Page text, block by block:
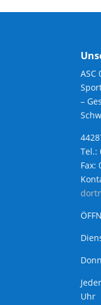
ASC
–
Tel.:
Fax:
Uhr